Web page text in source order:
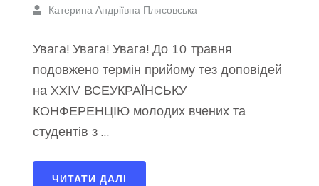
Катерина Андріївна Плясовська
Увага! Увага! Увага! До 10 травня
подовжено термін прийому тез доповідей
на XXIV ВСЕУКРАЇНСЬКУ
КОНФЕРЕНЦІЮ молодих вчених та
студентів з …
ЧИТАТИ ДАЛІ